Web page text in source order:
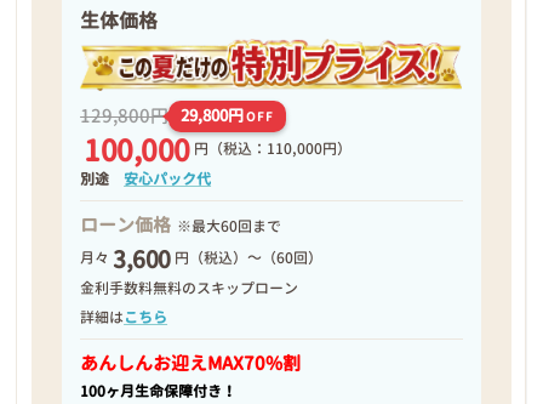
生体価格
129,800円 29,800円OFF
100,000 円 （税込：110,000円）
別途安心パック代
ローン価格 ※最大60回まで
月々 3,600 円（税込）～（60回）
金利手数料無料のスキップローン
詳細はこちら
あんしんお迎えMAX70%割
100ヶ月生命保障付き！